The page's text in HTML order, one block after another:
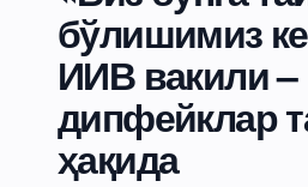
бўлишимиз
ИИВ вакили –
дипфейклар
ҳақида